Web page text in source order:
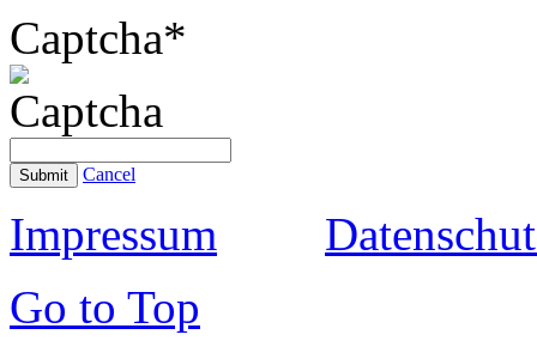
Captcha*
Submit Cancel
Impressum
Go to Top